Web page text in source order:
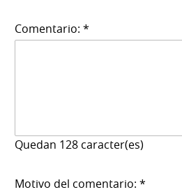
Comentario: *
Quedan 128 caracter(es)
Motivo del comentario: *